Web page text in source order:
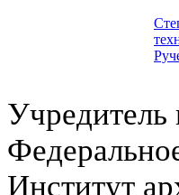
Учредитель
Институт